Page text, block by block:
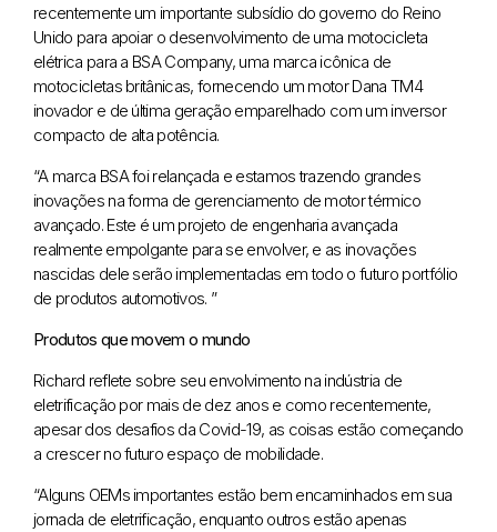
recentemente um importante subsídio do governo do Reino
Unido para apoiar o desenvolvimento de uma motocicleta
elétrica para a BSA Company, uma marca icônica de
motocicletas britânicas, fornecendo um motor Dana TM4
inovador e de última geração emparelhado com um inversor
compacto de alta potência.
“A marca BSA foi relançada e estamos trazendo grandes
inovações na forma de gerenciamento de motor térmico
avançado. Este é um projeto de engenharia avançada
realmente empolgante para se envolver, e as inovações
nascidas dele serão implementadas em todo o futuro portfólio
de produtos automotivos. ”
Produtos que movem o mundo
Richard reflete sobre seu envolvimento na indústria de
eletrificação por mais de dez anos e como recentemente,
apesar dos desafios da Covid-19, as coisas estão começando
a crescer no futuro espaço de mobilidade.
“Alguns OEMs importantes estão bem encaminhados em sua
jornada de eletrificação, enquanto outros estão apenas